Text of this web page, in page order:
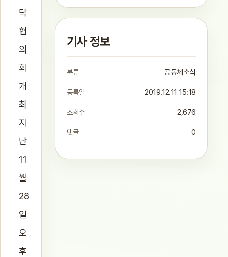
탁
협
의
회
개
최
지
난
11
월
28
일
오
후
기사 정보
분류 공동체소식
등록일 2019.12.11 15:18
조회수 2,676
댓글 0